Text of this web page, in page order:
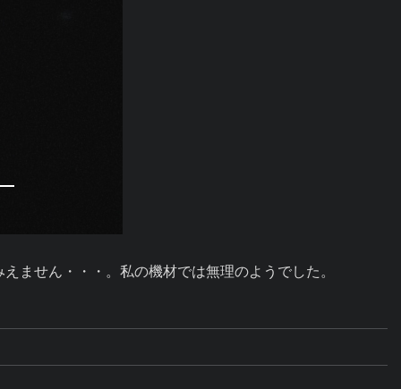
ません・・・。私の機材では無理のようでした。